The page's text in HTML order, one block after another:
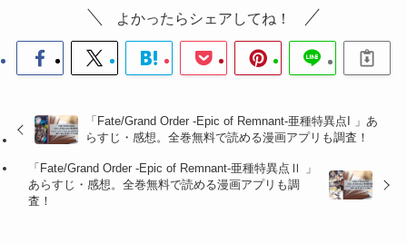
よかったらシェアしてね！
「Fate/Grand Order -Epic of Remnant-亜種特異点I 」あ
らすじ・感想。全巻無料で読める漫画アプリも調査！
「Fate/Grand Order -Epic of Remnant-亜種特異点Ⅱ 」
あらすじ・感想。全巻無料で読める漫画アプリも調
査！